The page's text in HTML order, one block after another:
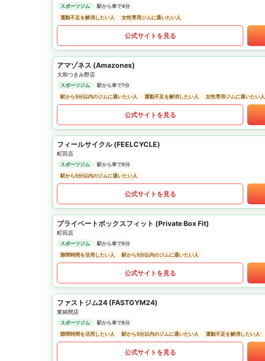
スポーツジム
駅から車で4分
運動不足を解消したい人
女性専用ジムに通いたい人
公式サイトを見る
アマゾネス (Amazones)
大和つきみ野店
スポーツジム
駅から車で7分
駅から5分以内のジムに通いたい人
運動不足を解消したい人 女性専用ジムに通いたい人
公式サイトを見る
フィールサイクル (FEELCYCLE)
町田店
スポーツジム
駅から車で9分
駅から5分以内のジムに通いたい人
公式サイトを見る
プライベートボックスフィット (Private Box Fit)
町田店
スポーツジム
駅から車で9分
隙間時間を活用したい人
駅から5分以内のジムに通いたい人
公式サイトを見る
ファストジム24 (FASTGYM24)
東林間店
スポーツジム
駅から車で8分
隙間時間を活用したい人
駅から5分以内のジムに通いたい人 運動不足を解消したい人
公式サイトを見る